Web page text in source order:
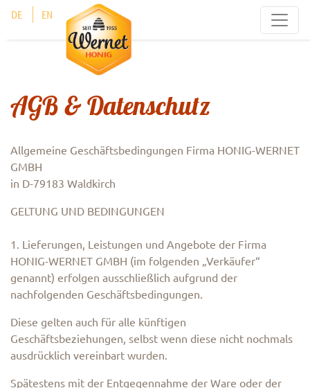
DE EN
AGB & Datenschutz
Allgemeine Geschäftsbedingungen Firma HONIG-WERNET
GMBH
in D-79183 Waldkirch
GELTUNG UND BEDINGUNGEN
1. Lieferungen, Leistungen und Angebote der Firma
HONIG-WERNET GMBH (im folgenden „Verkäufer“
genannt) erfolgen ausschließlich aufgrund der
nachfolgenden Geschäftsbedingungen.
Diese gelten auch für alle künftigen
Geschäftsbeziehungen, selbst wenn diese nicht nochmals
ausdrücklich vereinbart wurden.
Spätestens mit der Entgegennahme der Ware oder der
Cookie-Einstellungen